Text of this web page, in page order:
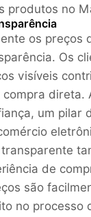
produtos no
os preços
Os
visíveis
compra direta.
um pilar
de
são
no processo